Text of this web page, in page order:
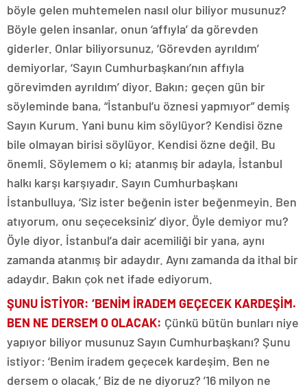
böyle gelen muhtemelen nasıl olur biliyor musunuz?
Böyle gelen insanlar, onun ‘affıyla’ da görevden
giderler. Onlar biliyorsunuz, ‘Görevden ayrıldım’
demiyorlar, ‘Sayın Cumhurbaşkanı’nın affıyla
görevimden ayrıldım’ diyor. Bakın; geçen gün bir
söyleminde bana, “İstanbul’u öznesi yapmıyor” demiş
Sayın Kurum. Yani bunu kim söylüyor? Kendisi özne
bile olmayan birisi söylüyor. Kendisi özne değil. Bu
önemli. Söylemem o ki; atanmış bir adayla, İstanbul
halkı karşı karşıyadır. Sayın Cumhurbaşkanı
İstanbulluya, ‘Siz ister beğenin ister beğenmeyin. Ben
atıyorum, onu seçeceksiniz’ diyor. Öyle demiyor mu?
Öyle diyor. İstanbul’a dair acemiliği bir yana, aynı
zamanda atanmış bir adaydır. Aynı zamanda da ithal bir
adaydır. Bakın çok net ifade ediyorum.
ŞUNU İSTİYOR: ‘BENİM İRADEM GEÇECEK KARDEŞİM.
BEN NE DERSEM O OLACAK: Çünkü bütün bunları niye
yapıyor biliyor musunuz Sayın Cumhurbaşkanı? Şunu
istiyor: ‘Benim iradem geçecek kardeşim. Ben ne
dersem o olacak.’ Biz de ne diyoruz? ’16 milyon ne